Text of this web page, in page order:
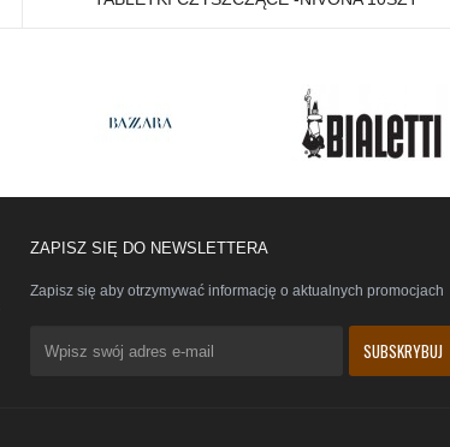
ZAPISZ SIĘ DO NEWSLETTERA
Zapisz się aby otrzymywać informację o aktualnych promocjach